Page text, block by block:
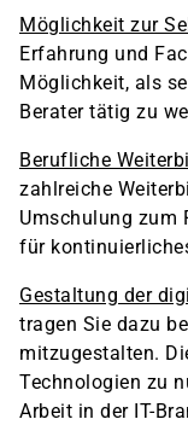
Möglichkeit zur
Erfahrung und
Möglichkeit, als
Berater tätig zu
Berufliche
zahlreiche
Umschulung zum
für
Gestaltung der
tragen Sie dazu
mitzugestalten.
Technologien zu
Arbeit in der IT-